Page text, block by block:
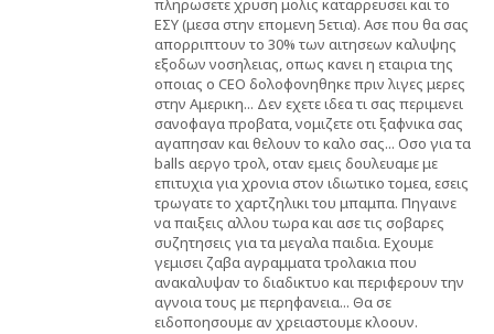
πληρωσετε χρυση μολις καταρρευσει και το
ΕΣΥ (μεσα στην επομενη 5ετια). Ασε που θα σας
απορριπτουν το 30% των αιτησεων καλυψης
εξοδων νοσηλειας, οπως κανει η εταιρια της
οποιας ο CEO δολοφονηθηκε πριν λιγες μερες
στην Αμερικη... Δεν εχετε ιδεα τι σας περιμενει
σανοφαγα προβατα, νομιζετε οτι ξαφνικα σας
αγαπησαν και θελουν το καλο σας... Οσο για τα
balls αεργο τρολ, οταν εμεις δουλευαμε με
επιτυχια για χρονια στον ιδιωτικο τομεα, εσεις
τρωγατε το χαρτζηλικι του μπαμπα. Πηγαινε
να παιξεις αλλου τωρα και ασε τις σοβαρες
συζητησεις για τα μεγαλα παιδια. Εχουμε
γεμισει ζαβα αγραμματα τρολακια που
ανακαλυψαν το διαδικτυο και περιφερουν την
αγνοια τους με περηφανεια... Θα σε
ειδοποησουμε αν χρειαστουμε κλοουν.